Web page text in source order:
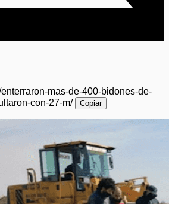
mas-de-400-bidones-de-
con-27-m/
Copiar